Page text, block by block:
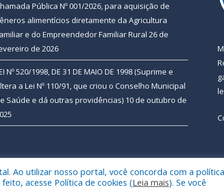
Pública Nº 001/2026, para aquisição de
alimentícios diretamente da Agricultura
e do Empreendedor Familiar Rural 26 de
de 2026
Nº 520/1998, DE 31 DE MAIO DE 1998 (Suprime e
a Lei Nº 110/91, que criou o Conselho Municipal
Saúde e dá outras providências) 10 de outubro de
Mapa do Site
Ao utilizar nosso portal, você concorda com a
acesse Política de cookies (Leia mais). Se você